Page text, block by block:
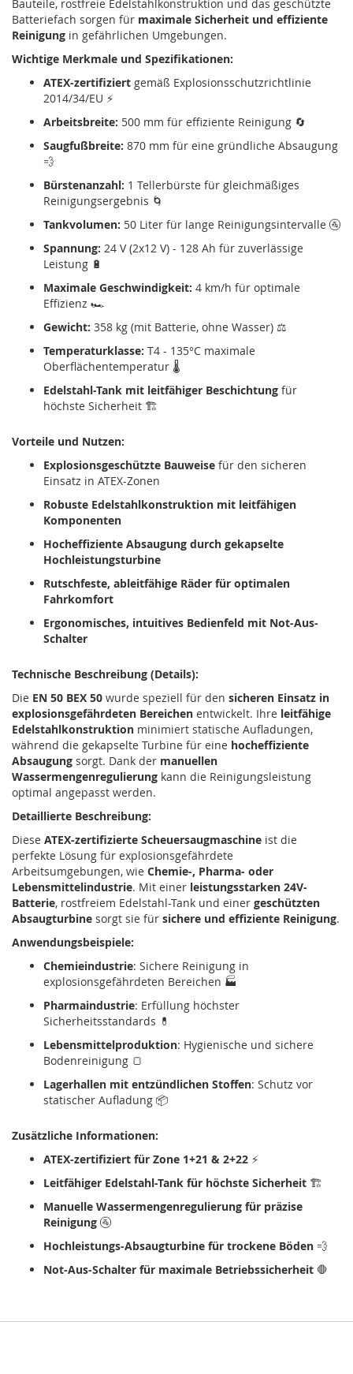
Bauteile, rostfreie Edelstahlkonstruktion und das geschützte
Batteriefach sorgen für maximale Sicherheit und effiziente
Reinigung in gefährlichen Umgebungen.
Wichtige Merkmale und Spezifikationen:
ATEX-zertifiziert gemäß Explosionsschutzrichtlinie
2014/34/EU ⚡
Arbeitsbreite: 500 mm für effiziente Reinigung 🔄
Saugfußbreite: 870 mm für eine gründliche Absaugung
💨
Bürstenanzahl: 1 Tellerbürste für gleichmäßiges
Reinigungsergebnis 🌀
Tankvolumen: 50 Liter für lange Reinigungsintervalle 🚰
Spannung: 24 V (2x12 V) - 128 Ah für zuverlässige
Leistung 🔋
Maximale Geschwindigkeit: 4 km/h für optimale
Effizienz 🏎️
Gewicht: 358 kg (mit Batterie, ohne Wasser) ⚖️
Temperaturklasse: T4 - 135°C maximale
Oberflächentemperatur 🌡️
Edelstahl-Tank mit leitfähiger Beschichtung für
höchste Sicherheit 🏗️
Vorteile und Nutzen:
Explosionsgeschützte Bauweise für den sicheren
Einsatz in ATEX-Zonen
Robuste Edelstahlkonstruktion mit leitfähigen
Komponenten
Hocheffiziente Absaugung durch gekapselte
Hochleistungsturbine
Rutschfeste, ableitfähige Räder für optimalen
Fahrkomfort
Ergonomisches, intuitives Bedienfeld mit Not-Aus-
Schalter
Technische Beschreibung (Details):
Die EN 50 BEX 50 wurde speziell für den sicheren Einsatz in
explosionsgefährdeten Bereichen entwickelt. Ihre leitfähige
Edelstahlkonstruktion minimiert statische Aufladungen,
während die gekapselte Turbine für eine hocheffiziente
Absaugung sorgt. Dank der manuellen
Wassermengenregulierung kann die Reinigungsleistung
optimal angepasst werden.
Detaillierte Beschreibung:
Diese ATEX-zertifizierte Scheuersaugmaschine ist die
perfekte Lösung für explosionsgefährdete
Arbeitsumgebungen, wie Chemie-, Pharma- oder
Lebensmittelindustrie. Mit einer leistungsstarken 24V-
Batterie, rostfreiem Edelstahl-Tank und einer geschützten
Absaugturbine sorgt sie für sichere und effiziente Reinigung.
Anwendungsbeispiele:
Chemieindustrie: Sichere Reinigung in
explosionsgefährdeten Bereichen 🏭
Pharmaindustrie: Erfüllung höchster
Sicherheitsstandards 💊
Lebensmittelproduktion: Hygienische und sichere
Bodenreinigung 🍞
Lagerhallen mit entzündlichen Stoffen: Schutz vor
statischer Aufladung 📦
Zusätzliche Informationen:
ATEX-zertifiziert für Zone 1+21 & 2+22 ⚡
Leitfähiger Edelstahl-Tank für höchste Sicherheit 🏗️
Manuelle Wassermengenregulierung für präzise
Reinigung 🚰
Hochleistungs-Absaugturbine für trockene Böden 💨
Not-Aus-Schalter für maximale Betriebssicherheit 🛑